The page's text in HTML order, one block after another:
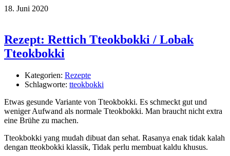
18. Juni 2020
Rezept: Rettich Tteokbokki / Lobak
Tteokbokki
Kategorien: Rezepte
Schlagworte: tteokbokki
Etwas gesunde Variante von Tteokbokki. Es schmeckt gut und
weniger Aufwand als normale Tteokbokki. Man braucht nicht extra
eine Brühe zu machen.
Tteokbokki yang mudah dibuat dan sehat. Rasanya enak tidak kalah
dengan tteokbokki klassik, Tidak perlu membuat kaldu khusus.